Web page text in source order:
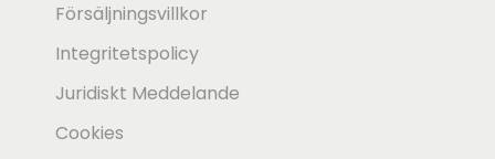
Försäljningsvillkor
Integritetspolicy
Juridiskt Meddelande
Cookies